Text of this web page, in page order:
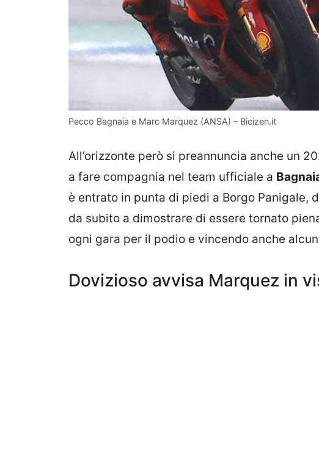
Pecco Bagnaia e Marc Marquez (ANSA) – Bicizen.it
All’orizzonte però si preannuncia anche un
a fare compagnia nel team ufficiale a
è entrato in punta di piedi a Borgo Panigale,
da subito a dimostrare di essere tornato
ogni gara per il podio e vincendo anche
Dovizioso avvisa Marquez in